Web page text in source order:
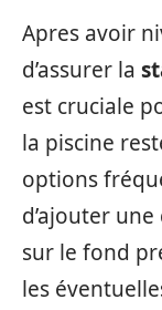
Apres avoir
d’assurer la
est cruciale
la piscine
options
d’ajouter
sur le fond
les